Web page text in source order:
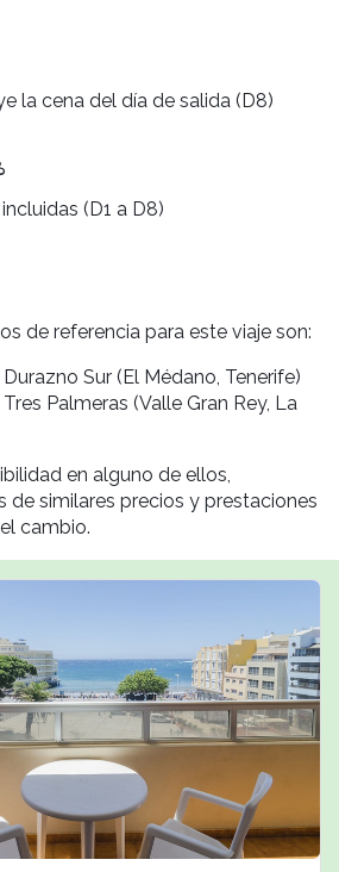
la cena del día de salida (D8)
(D1 a D8)
de referencia para este viaje son:
Sur (El Médano, Tenerife)
Palmeras (Valle Gran Rey, La
en alguno de ellos,
similares precios y prestaciones
cambio.